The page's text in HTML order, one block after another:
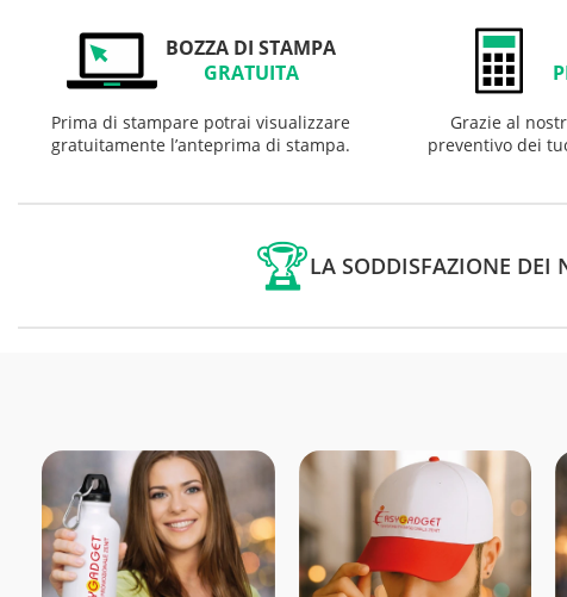
BOZZA DI STAMPA
GRATUITA
Prima di stampare potrai visualizzare
gratuitamente l’anteprima di stampa.
Grazie al
preventivo dei
🏆LA SODDISFAZIONE DEI